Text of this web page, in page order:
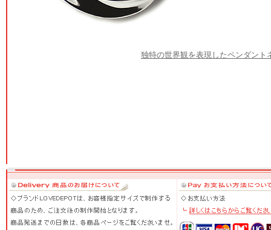
独特の世界観を表現したペンダン